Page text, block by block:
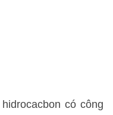
có công